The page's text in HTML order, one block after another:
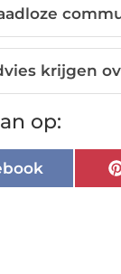
krijgen
op: